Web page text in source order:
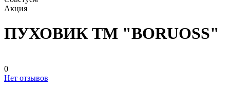
Акция
ПУХОВИК ТМ "BORUOSS"
0
Нет отзывов